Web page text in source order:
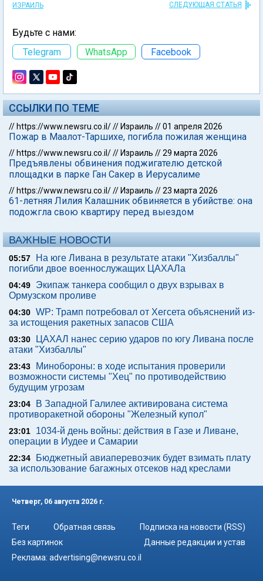
ИЗРАИЛЬ СЛЕДУЮЩАЯ СТАТЬЯ
Будьте с нами:
Telegram
WhatsApp Facebook
ССЫЛКИ ПО ТЕМЕ
// https://www.newsru.co.il/// Израиль //01 апреля 2026
Пожар в Маалот-Таршихе, погибла пожилая женщина
// https://www.newsru.co.il/// Израиль //29 марта 2026
Предъявлены обвинения поджигателю детской
площадки в парке Ган Сакер в Иерусалиме
// https://www.newsru.co.il/// Израиль //23 марта 2026
61-летняя Лилия Калашник обвиняется в убийстве: она
подожгла свою квартиру перед выездом
ВАЖНЫЕ НОВОСТИ
05:57
На юге Ливана в результате атаки "Хизбаллы"
погибли двое военнослужащих ЦАХАЛа
04:49
Экипаж танкера сообщил о двух взрывах в
Ормузском проливе
04:30 WP: Трамп потребовал от Хегсета объяснений из-
за истощения ракетных запасов США
03:30
ЦАХАЛ нанес серию ударов по югу Ливана после
атаки "Хизбаллы"
23:43
Минобороны: в ходе испытания проверили
возможности системы "Хец" по противодействию
будущим угрозам
23:04
В Западной Галилее активирована система
противоракетной обороны "Железный купол"
23:01
1034-й день войны: действия в Газе и Ливане,
операции в Иудее и Самарии
22:34
Бюджетный авиаперевозчик будет взимать плату
за использование багажных отсеков над креслами
Четверг, 06 августа 2026 г.
Теги Обратная связь
Подписка на новости (RSS)
Без картинок
Данные редакции и устав
Реклама: advertising@newsru.co.il